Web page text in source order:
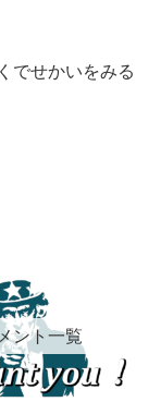
でせかいをみる
ント一覧